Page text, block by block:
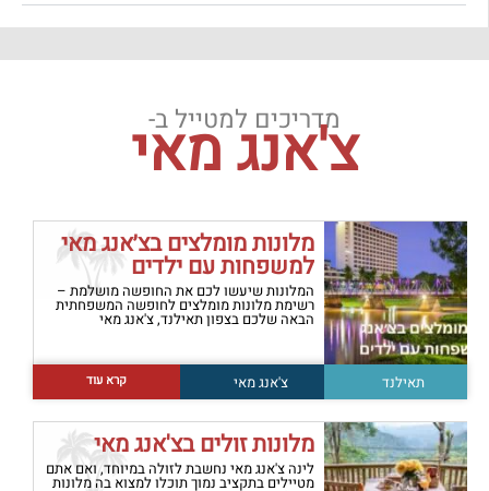
מדריכים למטייל ב-
צ'אנג מאי
מלונות מומלצים בצ׳אנג מאי
למשפחות עם ילדים
המלונות שיעשו לכם את החופשה מושלמת –
רשימת מלונות מומלצים לחופשה המשפחתית
הבאה שלכם בצפון תאילנד, צ'אנג מאי
תאילנד צ'אנג מאי קרא עוד
מלונות זולים בצ'אנג מאי
לינה צ'אנג מאי נחשבת לזולה במיוחד, ואם אתם
מטיילים בתקציב נמוך תוכלו למצוא בה מלונות